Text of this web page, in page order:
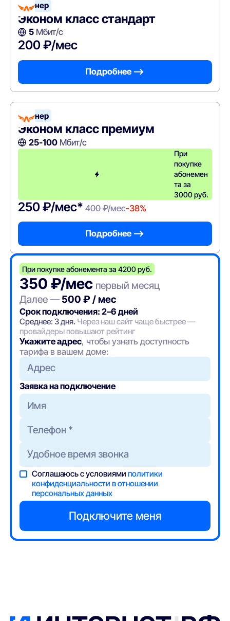
Лайнер
Эконом класс стандарт
5Мбит/с
200 ₽/мес
Подробнее —>
Лайнер
Эконом класс премиум
25-100Мбит/с
При
покупке
абонемен
та за
3000 руб.
250 ₽/мес* 400 ₽/мес-38%
Подробнее —>
При покупке абонемента за 4200 руб.
350 ₽/мес первый месяц
Далее — 500 ₽ / мес
Срок подключения: 2–6 дней
Среднее: 3 дня. Через наш сайт чаще быстрее —
провайдеры повышают рейтинг
Укажите адрес, чтобы узнать доступность
тарифа в вашем доме:
Адрес
Заявка на подключение
Соглашаюсь с условиямиполитики
конфиденциальности в отношении
персональных данных